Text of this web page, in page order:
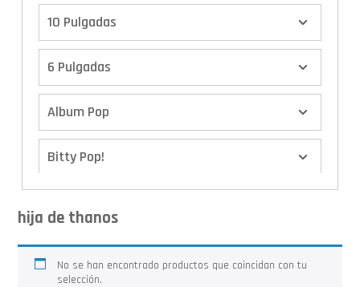
10 Pulgadas
6 Pulgadas
Album Pop
Bitty Pop!
Calendario de Adviento
hija de thanos
No se han encontrado productos que coincidan con tu
selección.